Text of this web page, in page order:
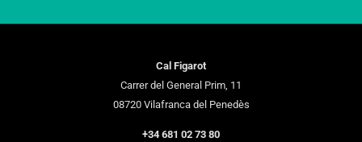
Cal Figarot
Carrer del General Prim, 11
08720 Vilafranca del Penedès
+34 681 02 73 80